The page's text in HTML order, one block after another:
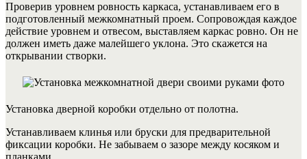
Проверив уровнем ровность каркаса, устанавливаем его в
подготовленный межкомнатный проем. Сопровождая каждое
действие уровнем и отвесом, выставляем каркас ровно. Он не
должен иметь даже малейшего уклона. Это скажется на
открывании створки.
Установка дверной коробки отдельно от полотна.
Устанавливаем клинья или бруски для предварительной
фиксации коробки. Не забываем о зазоре между косяком и
планками.